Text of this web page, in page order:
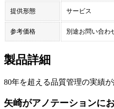
提供形態 サービス
参考価格 別途お問い合わ
製品詳細
80年を超える品質管理の実績
矢崎がアノテーションに